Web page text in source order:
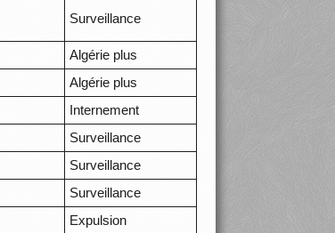
Surveillance
Algérie plus
Algérie plus
Internement
Surveillance
Surveillance
Surveillance
Expulsion